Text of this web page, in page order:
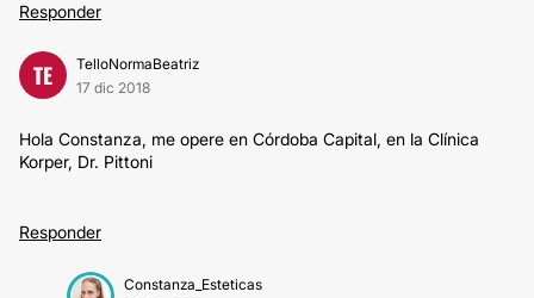
Responder
TE
TelloNormaBeatriz
17 dic 2018
Hola Constanza, me opere en Córdoba Capital, en la Clínica
Korper, Dr. Pittoni
Responder
Constanza_Esteticas